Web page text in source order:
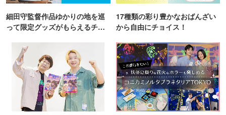
細田守監督作品ゆかりの地を巡
って限定グッズがもらえるチャ
17種類の彩り豊かなおばんざい
から自由にチョイス！